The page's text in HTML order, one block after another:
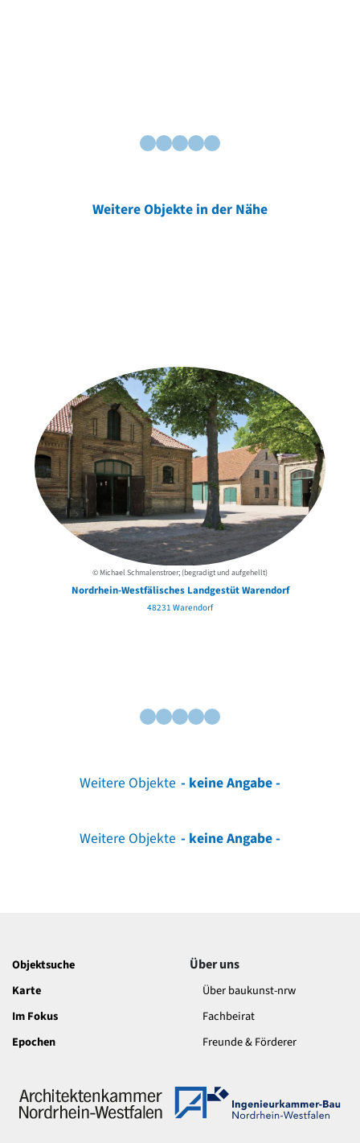
Weitere Objekte in der Nähe
© Michael Schmalenstroer; (begradigt und aufgehellt)
Nordrhein-Westfälisches Landgestüt Warendorf
48231 Warendorf
Weitere Objekte - keine Angabe -
Weitere Objekte - keine Angabe -
Objektsuche
Karte
Im Fokus
Epochen
Über uns
Über baukunst-nrw
Fachbeirat
Freunde & Förderer